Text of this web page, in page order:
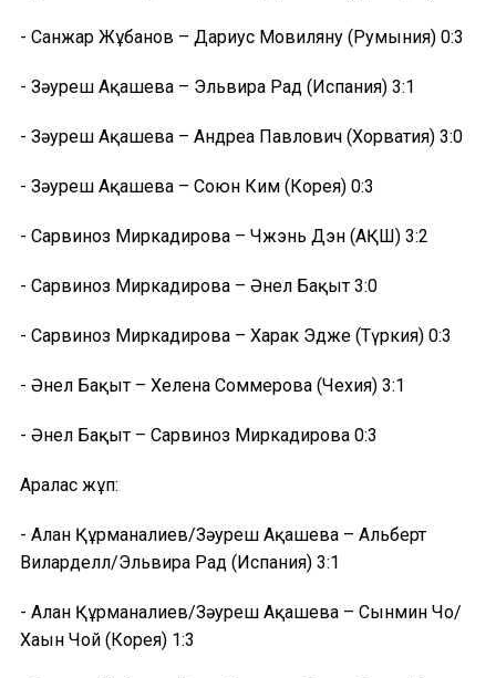
- Санжар Жұбанов – Дариус Мовиляну (Румыния) 0:3
- Зәуреш Ақашева – Эльвира Рад (Испания) 3:1
- Зәуреш Ақашева – Андреа Павлович (Хорватия) 3:0
- Зәуреш Ақашева – Союн Ким (Корея) 0:3
- Сарвиноз Миркадирова – Чжэнь Дэн (АҚШ) 3:2
- Сарвиноз Миркадирова – Әнел Бақыт 3:0
- Сарвиноз Миркадирова – Харак Эдже (Түркия) 0:3
- Әнел Бақыт – Хелена Соммерова (Чехия) 3:1
- Әнел Бақыт – Сарвиноз Миркадирова 0:3
Аралас жұп:
- Алан Құрманғалиев/Зәуреш Ақашева – Альберт
Виларделл/Эльвира Рад (Испания) 3:1
- Алан Құрманғалиев/Зәуреш Ақашева – Сынмин Чо/
Хаын Чой (Корея) 1:3